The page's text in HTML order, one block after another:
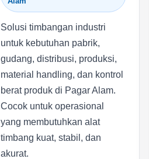
Solusi timbangan industri
untuk kebutuhan pabrik,
gudang, distribusi, produksi,
material handling, dan kontrol
berat produk di Pagar Alam.
Cocok untuk operasional
yang membutuhkan alat
timbang kuat, stabil, dan
akurat.